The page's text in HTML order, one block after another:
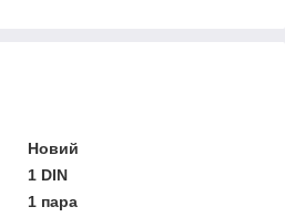
Новий
1 DIN
1 пара